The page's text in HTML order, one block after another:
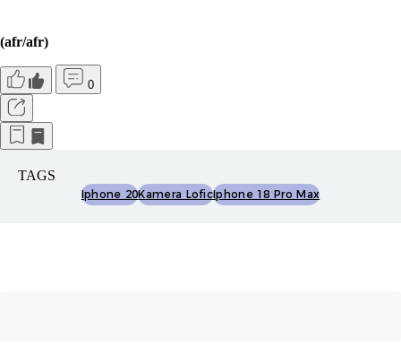
(afr/afr)
0
TAGS
Iphone 20Kamera LoficIphone 18 Pro Max